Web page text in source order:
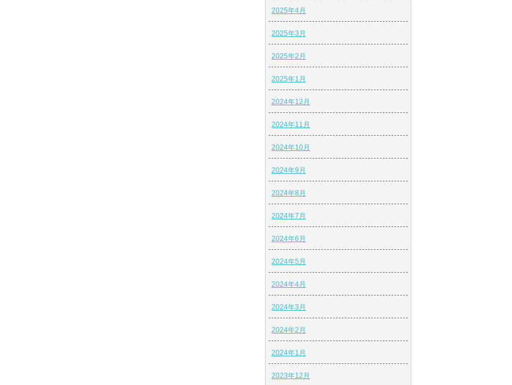
2025年4月
2025年3月
2025年2月
2025年1月
2024年12月
2024年11月
2024年10月
2024年9月
2024年8月
2024年7月
2024年6月
2024年5月
2024年4月
2024年3月
2024年2月
2024年1月
2023年12月